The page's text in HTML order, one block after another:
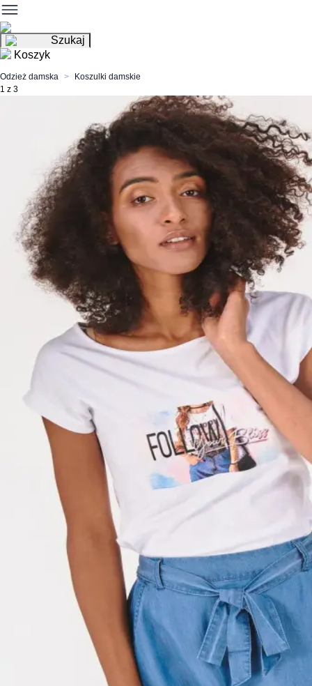
Szukaj
Koszyk
Odzież damska
Koszulki damskie
1 z 3